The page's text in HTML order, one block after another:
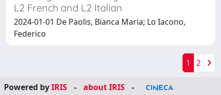
L2 French and L2 Italian
2024-01-01 De Paolis, Bianca Maria; Lo Iacono,
Federico
1 2
Powered byIRIS - about IRIS
-